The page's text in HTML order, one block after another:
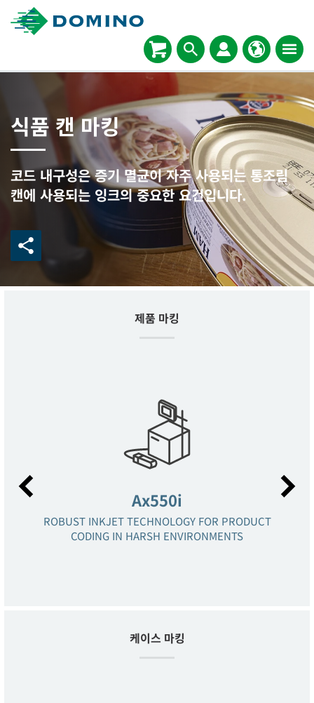
식품 캔 마킹
코드 내구성은 증기 멸균이 자주 사용되는 통조림
캔에 사용되는 잉크의 중요한 요건입니다.
제품 마킹
Ax550i
ROBUST INKJET TECHNOLOGY FOR PRODUCT
CODING IN HARSH ENVIRONMENTS
케이스 마킹